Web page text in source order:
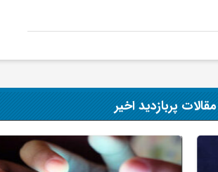
مقالات پربازدید اخیر